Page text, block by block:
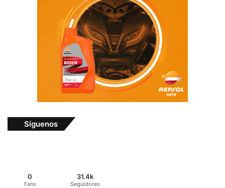
Síguenos
0
Fans
31.4k
Seguidores